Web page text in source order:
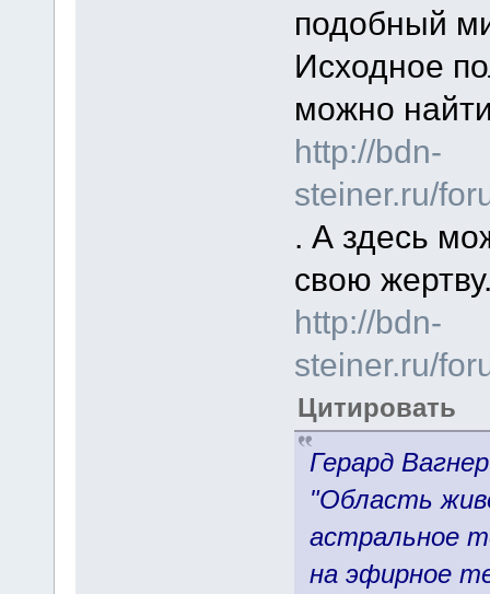
подобный
Исходное
можно
http://bdn-
steiner.ru/
. А здесь
свою
http://bdn-
steiner.ru/
Цитировать
Герард
"Область
астральное
на эфирное